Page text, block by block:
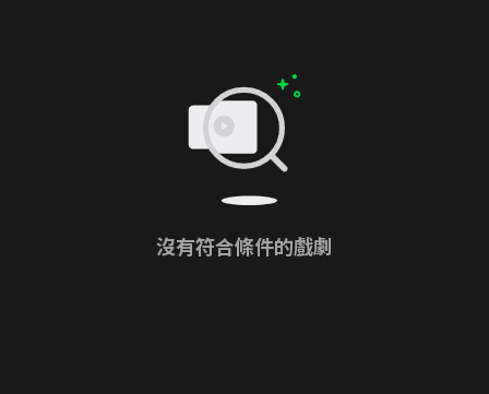
沒有符合條件的戲劇